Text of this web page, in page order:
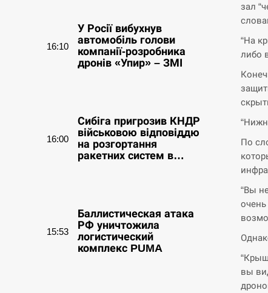
16:10
У Росії вибухнув
автомобіль голови
компанії-розробника
дронів «Упир» – ЗМІ
16:00
Сибіга пригрозив КНДР
військовою відповіддю
на розгортання
ракетних систем в…
15:53
Баллистическая атака
РФ уничтожила
логистический
комплекс PUMA
зал
“На
либо
По
“Вы
вы